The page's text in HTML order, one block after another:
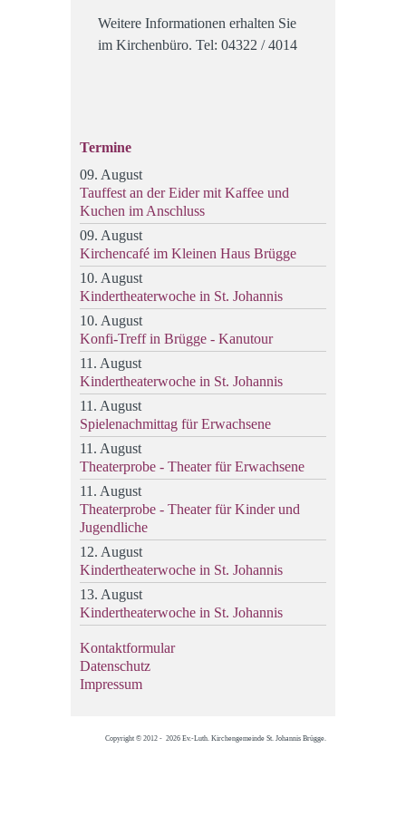
Weitere Informationen erhalten Sie
im Kirchenbüro. Tel: 04322 / 4014
Termine
09. August
Tauffest an der Eider mit Kaffee und
Kuchen im Anschluss
09. August
Kirchencafé im Kleinen Haus Brügge
10. August
Kindertheaterwoche in St. Johannis
10. August
Konfi-Treff in Brügge - Kanutour
11. August
Kindertheaterwoche in St. Johannis
11. August
Spielenachmittag für Erwachsene
11. August
Theaterprobe - Theater für Erwachsene
11. August
Theaterprobe - Theater für Kinder und
Jugendliche
12. August
Kindertheaterwoche in St. Johannis
13. August
Kindertheaterwoche in St. Johannis
Kontaktformular
Datenschutz
Impressum
Copyright © 2012 - 2026 Ev.-Luth. Kirchengemeinde St. Johannis Brügge.